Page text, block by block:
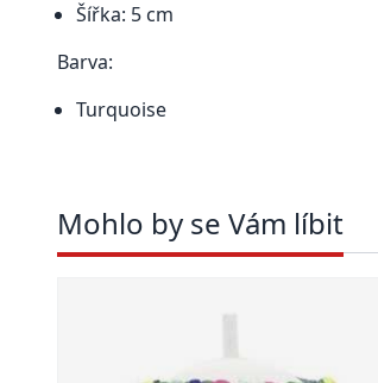
Šířka: 5 cm
Barva:
Turquoise
Mohlo by se Vám líbit